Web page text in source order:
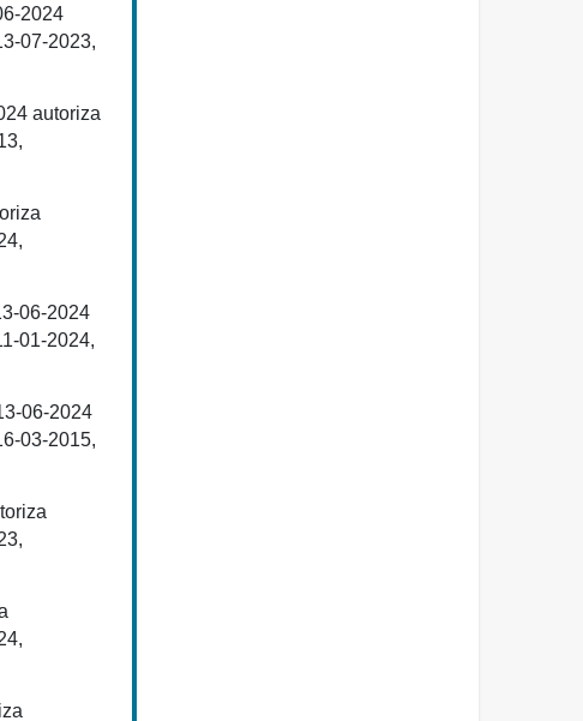
2024
07-2023,
autoriza
06-2024
01-2024,
06-2024
03-2015,